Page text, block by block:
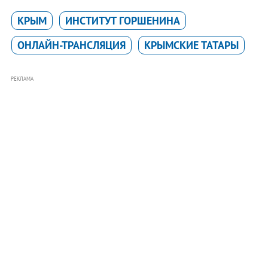
КРЫМ
ИНСТИТУТ ГОРШЕНИНА
ОНЛАЙН-ТРАНСЛЯЦИЯ
КРЫМСКИЕ ТАТАРЫ
РЕКЛАМА